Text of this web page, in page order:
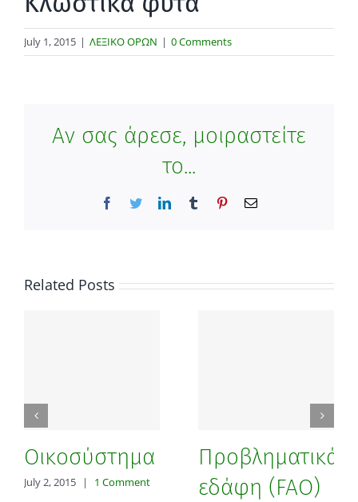
July 1, 2015 | ΛΕΞΙΚΟ ΟΡΩΝ | 0 Comments
Αν σας άρεσε, μοιραστείτε
το...
Facebook
TwitterLinkedInTumblr PinterestEmail
Related Posts
Οικοσύστημα
July 2, 2015 | 1 Comment
Προβληματικά
εδάφη (FAO)